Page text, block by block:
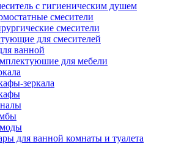
с гигиеническим душем
смесители
смесители
для смесителей
ванной
для мебели
зеркала
для ванной комнаты и туалета